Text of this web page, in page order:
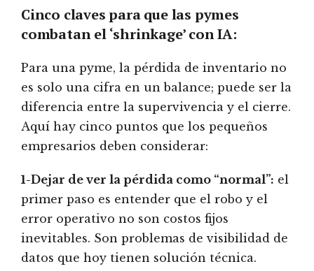
Cinco claves para que las pymes
combatan el ‘shrinkage’ con IA:
Para una pyme, la pérdida de inventario no
es solo una cifra en un balance; puede ser la
diferencia entre la supervivencia y el cierre.
Aquí hay cinco puntos que los pequeños
empresarios deben considerar:
1-Dejar de ver la pérdida como “normal”: el
primer paso es entender que el robo y el
error operativo no son costos fijos
inevitables. Son problemas de visibilidad de
datos que hoy tienen solución técnica.